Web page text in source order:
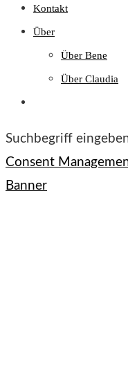
Kontakt
Über
Über Bene
Über Claudia
umschalten
Diese
Website
durchsuchen
Suchbegriff
Consent
Banner